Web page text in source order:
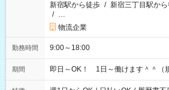
新宿駅から徒歩 / 新宿三丁目駅か
/ …
物流企業
勤務時間 9:00～18:00
期間 即日～OK！ 1日～働けます＾＾（